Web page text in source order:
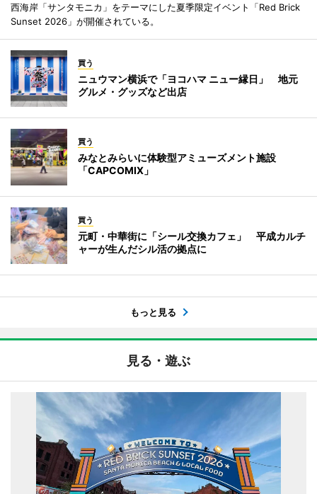
西海岸「サンタモニカ」をテーマにした夏季限定イベント「Red Brick
Sunset 2026」が開催されている。
買う
ニュウマン横浜で「ヨコハマ ニュー縁日」 地元
グルメ・グッズなど出店
買う
みなとみらいに体験型アミューズメント施設
「CAPCOMIX」
買う
元町・中華街に「シール交換カフェ」 平成カルチ
ャーが生んだシル活の拠点に
もっと見る
見る・遊ぶ